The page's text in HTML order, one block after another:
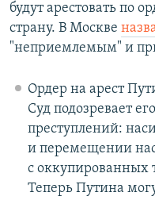
будут арестовать по
страну. В Москве
"неприемлемым" и
Ордер на арест
Суд подозревает
преступлений:
и перемещении
с оккупированных
Теперь Путина